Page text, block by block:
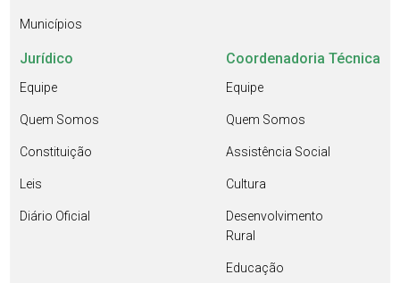
Municípios
Jurídico
Equipe
Quem Somos
Constituição
Leis
Diário Oficial
Coordenadoria Técnica
Equipe
Quem Somos
Assistência Social
Cultura
Desenvolvimento
Rural
Educação